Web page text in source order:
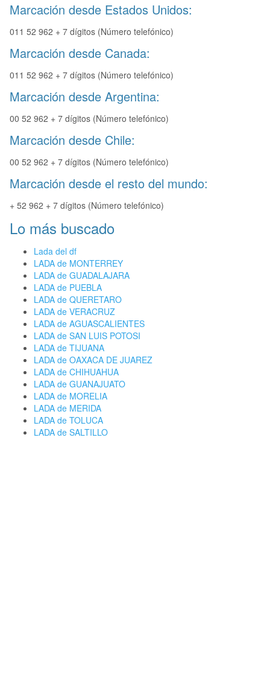
Marcación desde Estados Unidos:
011 52 962 + 7 dígitos (Número telefónico)
Marcación desde Canada:
011 52 962 + 7 dígitos (Número telefónico)
Marcación desde Argentina:
00 52 962 + 7 dígitos (Número telefónico)
Marcación desde Chile:
00 52 962 + 7 dígitos (Número telefónico)
Marcación desde el resto del mundo:
+ 52 962 + 7 dígitos (Número telefónico)
Lo más buscado
Lada del df
LADA de MONTERREY
LADA de GUADALAJARA
LADA de PUEBLA
LADA de QUERETARO
LADA de VERACRUZ
LADA de AGUASCALIENTES
LADA de SAN LUIS POTOSI
LADA de TIJUANA
LADA de OAXACA DE JUAREZ
LADA de CHIHUAHUA
LADA de GUANAJUATO
LADA de MORELIA
LADA de MERIDA
LADA de TOLUCA
LADA de SALTILLO